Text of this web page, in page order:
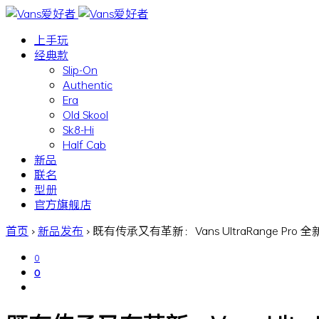
上手玩
经典款
Slip-On
Authentic
Era
Old Skool
Sk8-Hi
Half Cab
新品
联名
型册
官方旗舰店
首页 ›新品发布 › 既有传承又有革新：Vans UltraRange Pro 全
0
0